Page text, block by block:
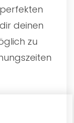
deinen
zu